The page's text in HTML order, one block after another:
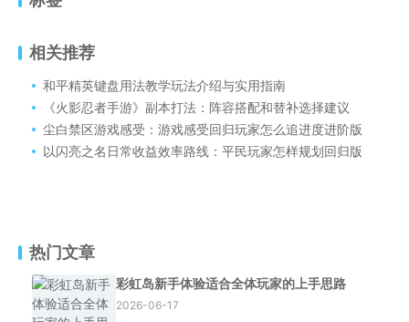
相关推荐
和平精英键盘用法教学玩法介绍与实用指南
《火影忍者手游》副本打法：阵容搭配和替补选择建议
尘白禁区游戏感受：游戏感受回归玩家怎么追进度进阶版
以闪亮之名日常收益效率路线：平民玩家怎样规划回归版
热门文章
彩虹岛新手体验适合全体玩家的上手思路
2026-06-17